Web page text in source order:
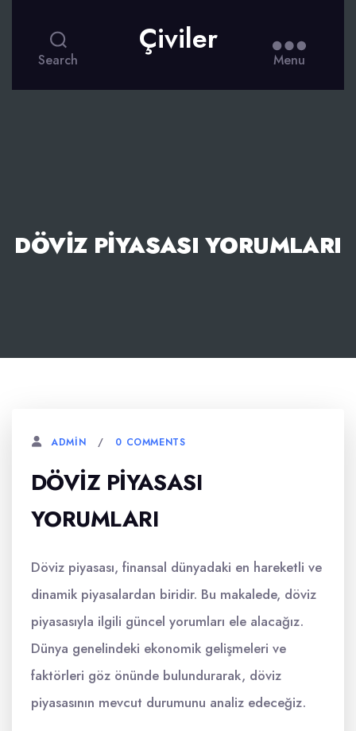
Search
Çiviler
Menu
DÖVIZ PIYASASI YORUMLARI
ADMIN 0 COMMENTS
DÖVIZ PIYASASI
YORUMLARI
Döviz piyasası, finansal dünyadaki en hareketli ve
dinamik piyasalardan biridir. Bu makalede, döviz
piyasasıyla ilgili güncel yorumları ele alacağız.
Dünya genelindeki ekonomik gelişmeleri ve
faktörleri göz önünde bulundurarak, döviz
piyasasının mevcut durumunu analiz edeceğiz.